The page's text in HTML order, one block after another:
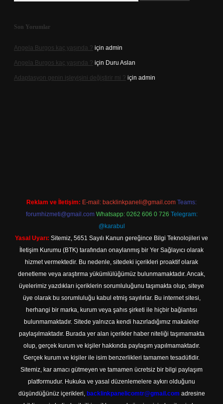
Son Yorumlar
Angela Burgos kaç yaşında ? için admin
Angela Burgos kaç yaşında ? için Duru Aslan
Adaptasyon genin işleyişini değiştirir mi ? için admin
Reklam ve İletişim: E-mail: backlinkpaneli@gmail.com Teams:
forumhizmeti@gmail.com Whatsapp: 0262 606 0 726 Telegram:
@karabul
Yasal Uyarı: Sitemiz, 5651 Sayılı Kanun gereğince Bilgi Teknolojileri ve
İletişim Kurumu (BTK) tarafından onaylanmış bir Yer Sağlayıcı olarak
hizmet vermektedir. Bu nedenle, sitedeki içerikleri proaktif olarak
denetleme veya araştırma yükümlülüğümüz bulunmamaktadır. Ancak,
üyelerimiz yazdıkları içeriklerin sorumluluğunu taşımakta olup, siteye
üye olarak bu sorumluluğu kabul etmiş sayılırlar. Bu internet sitesi,
herhangi bir marka, kurum veya şahıs şirketi ile hiçbir bağlantısı
bulunmamaktadır. Sitede yalnızca kendi hazırladığımız makaleler
paylaşılmaktadır. Burada yer alan içerikler haber niteliği taşımamakta
olup, gerçek kurum ve kişiler hakkında paylaşım yapılmamaktadır.
Gerçek kurum ve kişiler ile isim benzerlikleri tamamen tesadüfidir.
Sitemiz, kar amacı gütmeyen ve tamamen ücretsiz bir bilgi paylaşım
platformudur. Hukuka ve yasal düzenlemelere aykırı olduğunu
düşündüğünüz içerikleri, backlinkpanelicomtr@gmail.com adresine